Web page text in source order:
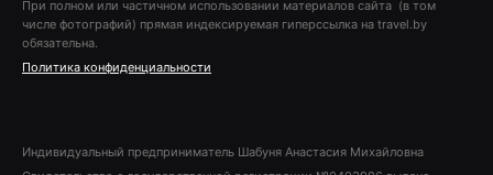
При полном или частичном использовании материалов сайта (в том
числе фотографий) прямая индексируемая гиперссылка на travel.by
обязательна.
Политика конфиденциальности
Индивидуальный предприниматель Шабуня Анастасия Михайловна